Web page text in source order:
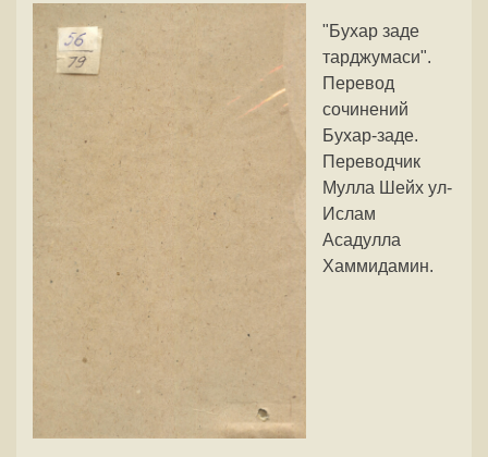
"Бухар заде
тарджумаси".
Перевод
сочинений
Бухар-заде.
Переводчик
Мулла Шейх ул-
Ислам
Асадулла
Хаммидамин.